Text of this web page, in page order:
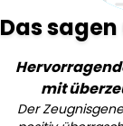
Das
mit
Der